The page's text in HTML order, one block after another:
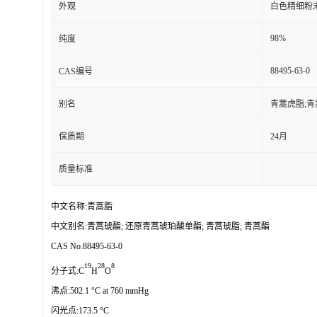
外观 白色精细粉
纯度 98%
CAS编号 88495-63-0
别名 青蒿虎脂;青
保质期 24月
质量标准
中文名称:青蒿脂
中文别名:青蒿琥酯; 还原青蒿琥珀酸单酯; 青蒿琥脂; 青蒿酯
CAS No:88495-63-0
分子式:C
19
H
28
O
8
沸点:502.1 °C at 760 mmHg
闪光点:173.5 °C